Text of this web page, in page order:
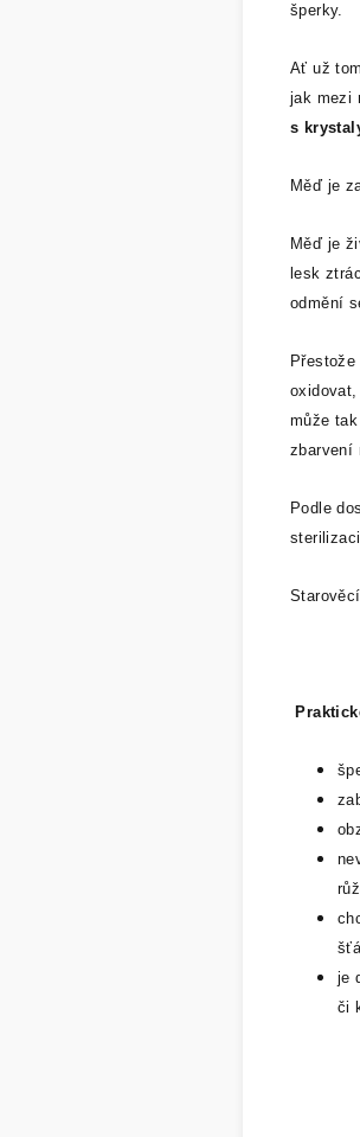
šperky.
Ať už
jak mezi
s
Měď je
Měď je
lesk
odmění
Přestože
může
zbarvení
Podle
je
či